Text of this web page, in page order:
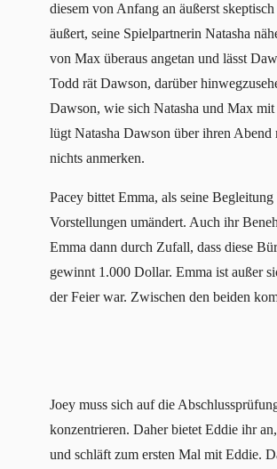
diesem von Anfang an äußerst
äußert, seine Spielpartnerin Natasha
von Max überaus angetan und lässt
Todd rät Dawson, darüber
Dawson, wie sich Natasha und Max
lügt Natasha Dawson über ihren
nichts anmerken.
Pacey bittet Emma, als seine
Vorstellungen umändert. Auch ihr
Emma dann durch Zufall, dass diese
gewinnt 1.000 Dollar. Emma ist außer
der Feier war. Zwischen den beiden
Joey muss sich auf die
konzentrieren. Daher bietet Eddie ihr
und schläft zum ersten Mal mit Eddie.